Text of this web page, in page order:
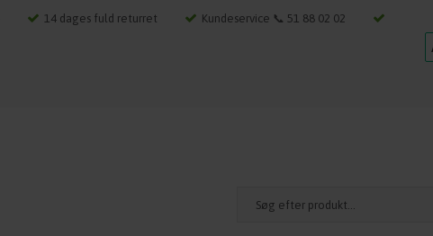
14 dages fuld returret Kundeservice 📞 51 88 02 02